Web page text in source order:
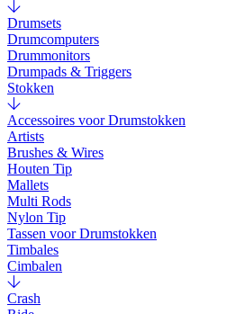
Drumsets
Drumcomputers
Drummonitors
Drumpads & Triggers
Stokken
Accessoires voor Drumstokken
Artists
Brushes & Wires
Houten Tip
Mallets
Multi Rods
Nylon Tip
Tassen voor Drumstokken
Timbales
Cimbalen
Crash